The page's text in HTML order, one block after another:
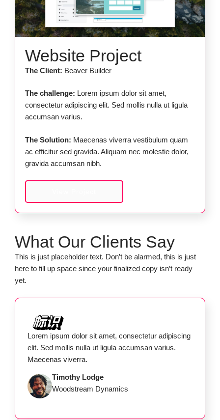
Website Project
The Client: Beaver Builder
The challenge: Lorem ipsum dolor sit amet,
consectetur adipiscing elit. Sed mollis nulla ut ligula
accumsan varius.
The Solution: Maecenas viverra vestibulum quam
ac efficitur sed gravida. Aliquam nec molestie dolor,
gravida accumsan nibh.
What Our Clients Say
This is just placeholder text. Don’t be alarmed, this is just
here to fill up space since your finalized copy isn’t ready
yet.
Lorem ipsum dolor sit amet, consectetur adipiscing
elit. Sed mollis nulla ut ligula accumsan varius.
Maecenas viverra.
Timothy Lodge
Woodstream Dynamics